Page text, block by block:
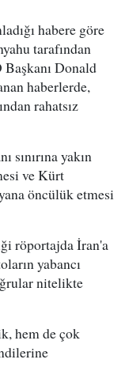
habere göre
tarafından
Başkanı Donald
haberlerde,
rahatsız
sınırına yakın
ve Kürt
öncülük etmesi
röportajda İran'a
yabancı
nitelikte
hem de çok